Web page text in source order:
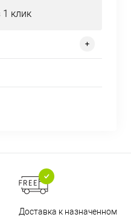
1 клик
Доставка к назначенному